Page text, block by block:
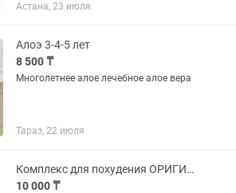
зубной пасты 3.500 тенге.
Астана, 23 июля
Алоэ 3-4-5 лет
8 500 ₸
Многолетнее алое лечебное алое вера
Тараз, 22 июля
Комплекс для похудения ОРИГИНАЛ
10 000 ₸